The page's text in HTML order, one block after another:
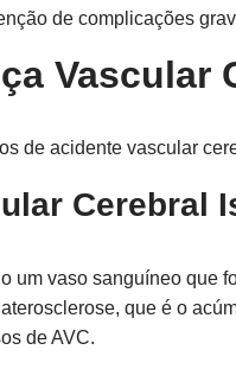
de complicações
Vascular
de acidente vascular
Cerebral
um vaso sanguíneo que
que é o
de AVC.